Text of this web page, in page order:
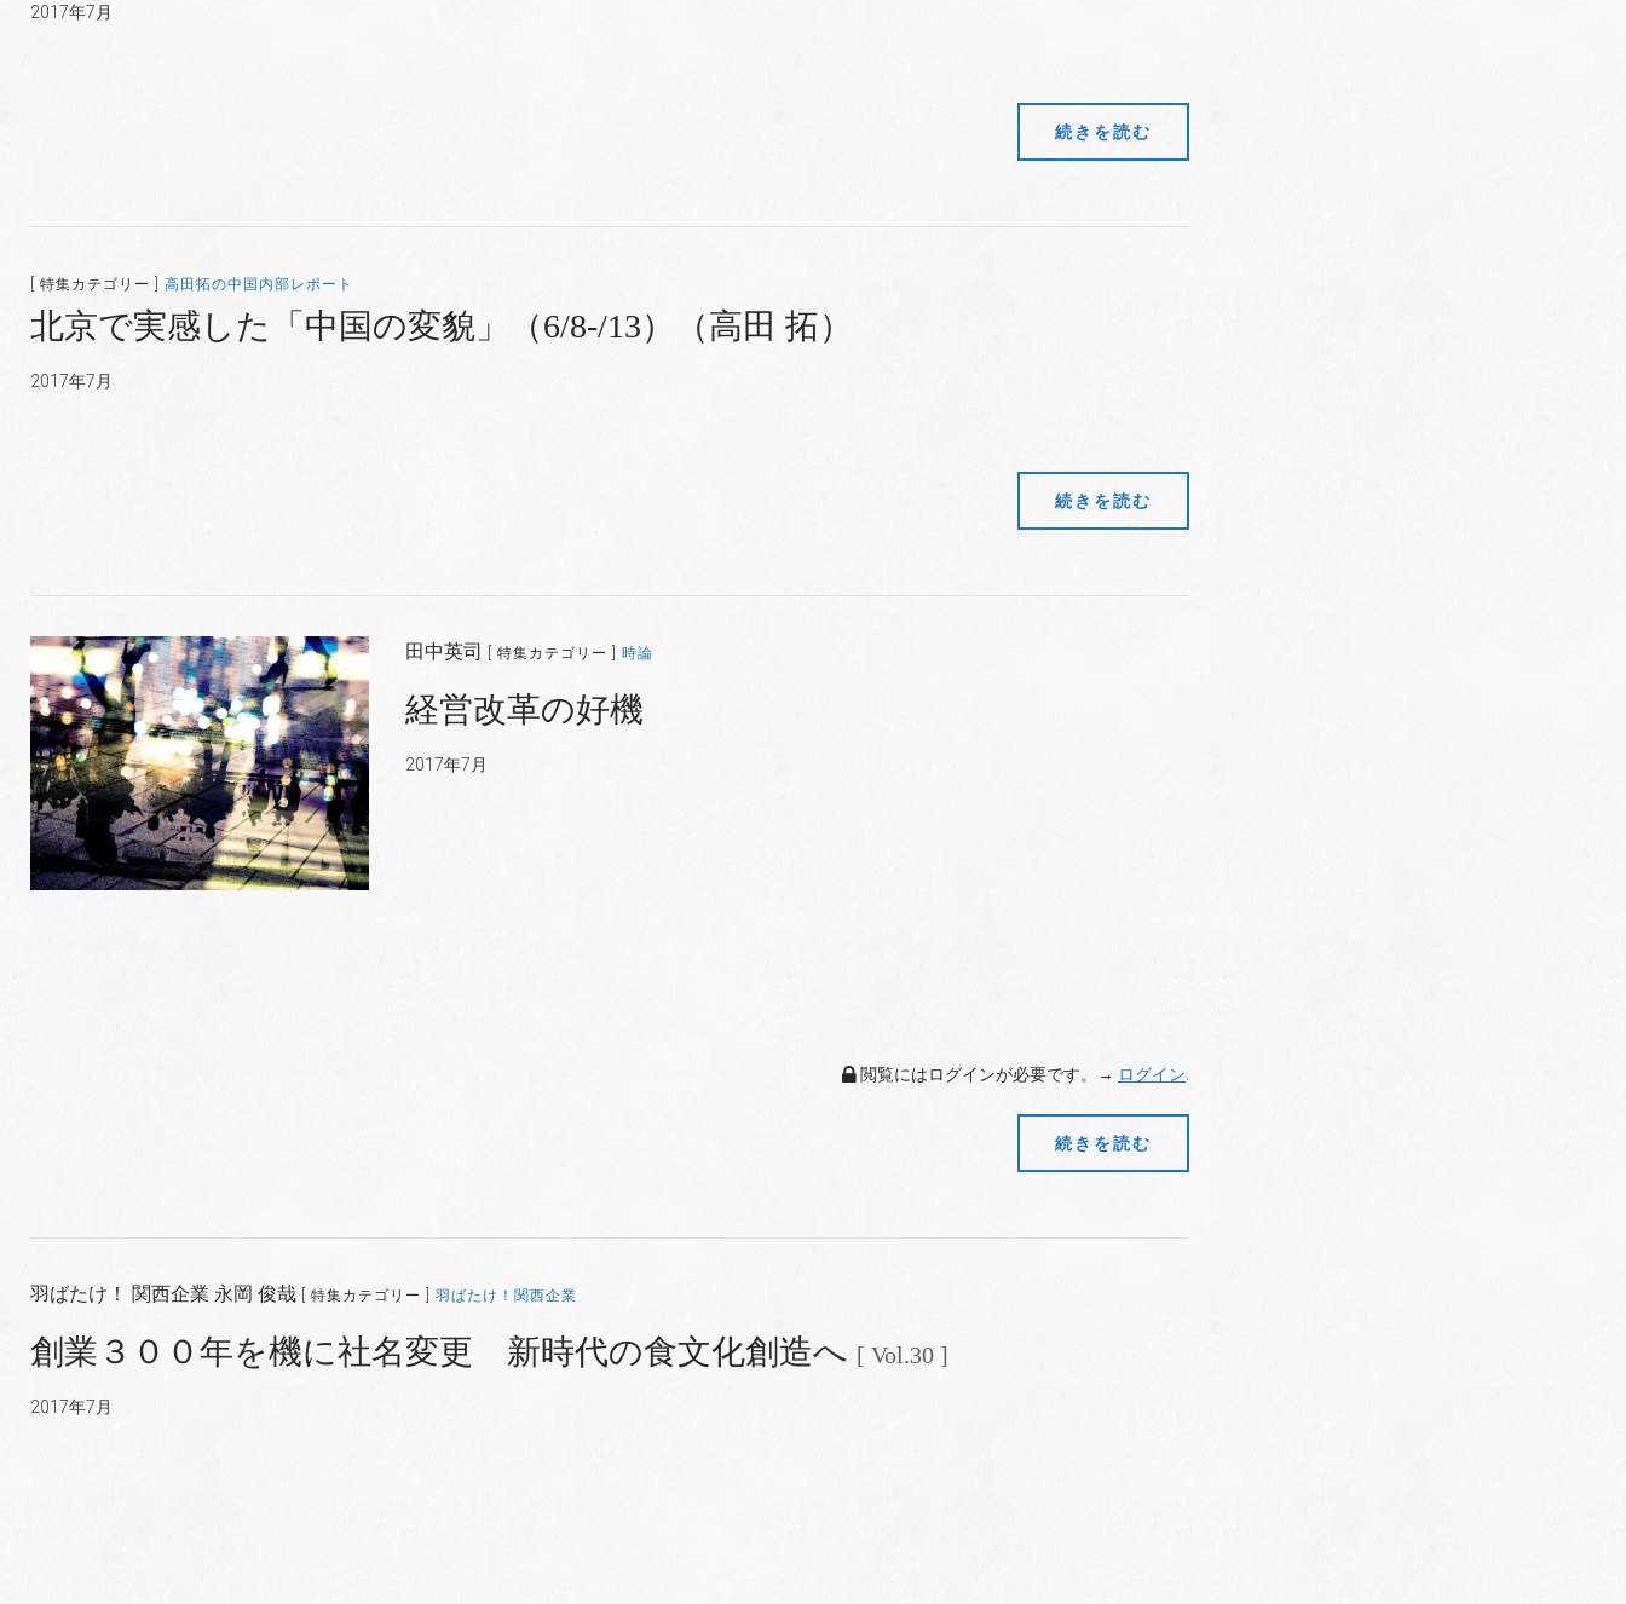
2017年7月
続きを読む
[ 特集カテゴリー ] 高田拓の中国内部レポート
北京で実感した「中国の変貌」（6/8-/13）（高田 拓）
2017年7月
続きを読む
田中英司 [ 特集カテゴリー ] 時論
経営改革の好機
2017年7月
閲覧にはログインが必要です。→ ログイン.
続きを読む
羽ばたけ！ 関西企業 永岡 俊哉 [ 特集カテゴリー ] 羽ばたけ！関西企業
創業３００年を機に社名変更 新時代の食文化創造へ [ Vol.30 ]
2017年7月